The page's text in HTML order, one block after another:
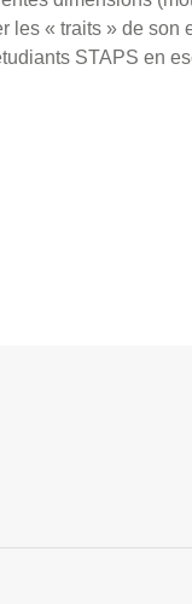
« traits » de son
STAPS en